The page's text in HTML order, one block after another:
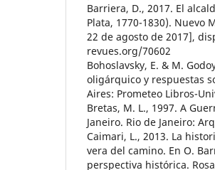
Barriera, D., 2017. El
Plata, 1770-1830). Nuevo
22 de agosto de 2017],
revues.org/70602
Bohoslavsky, E. & M.
oligárquico y respuestas
Aires: Prometeo Libros-
Bretas, M. L., 1997. A
Janeiro. Rio de Janeiro:
Caimari, L., 2013. La
vera del camino. En O.
perspectiva histórica.